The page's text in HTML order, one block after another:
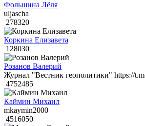
Фольшина Лёля
uljascha
278320
Коркина Елизавета
128030
Розанов Валерий
Журнал "Вестник геополитики" https://
4752485
Каймин Михаил
mkaymin2000
4516050